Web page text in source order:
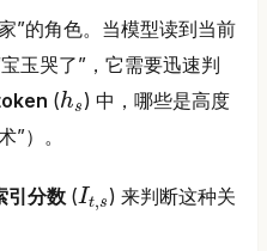
”的角色。当模型读到当前
玉哭了”，它需要迅速判
(hs ) 中，哪些是高度
”）。
引分数 (It,s ) 来判断这种关